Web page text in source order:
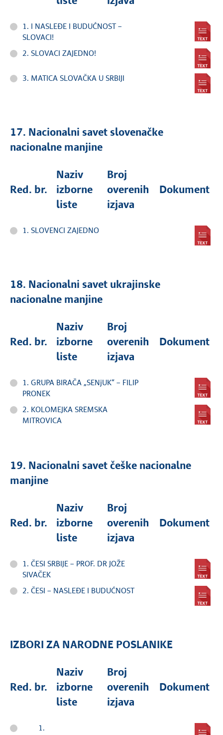
1. I NASLEĐE I BUDUĆNOST –
SLOVACI!
2. SLOVACI ZAJEDNO!
3. MATICA SLOVAČKA U SRBIJI
17. Nacionalni savet slovenačke
nacionalne manjine
Red. br.
Naziv
izborne
liste
Broj
overenih
izjava
Dokument
1. SLOVENCI ZAJEDNO
18. Nacionalni savet ukrajinske
nacionalne manjine
Red. br.
Naziv
izborne
liste
Broj
overenih
izjava
Dokument
1. GRUPA BIRAČA „SENjUK“ – FILIP
PRONEK
2. KOLOMEJKA SREMSKA
MITROVICA
19. Nacionalni savet češke nacionalne
manjine
Red. br.
Naziv
izborne
liste
Broj
overenih
izjava
Dokument
1. ČESI SRBIJE – PROF. DR JOŽE
SIVAČEK
2. ČESI – NASLEĐE I BUDUĆNOST
IZBORI ZA NARODNE POSLANIKE
Red. br.
Naziv
izborne
liste
Broj
overenih
izjava
Dokument
1.